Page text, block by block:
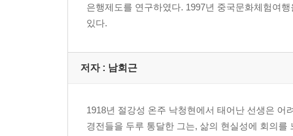
은행제도를 연구하였다. 1997년 중국문화체험여
있다.
저자 : 남회근
1918년 절강성 온주 낙청현에서 태어난 선생은
경전들을 두루 통달한 그는, 삶의 현실성에 회의